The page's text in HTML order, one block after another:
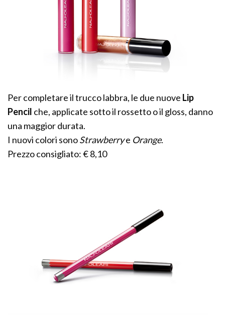
Per completare il trucco labbra, le due nuove Lip
Pencil che, applicate sotto il rossetto o il gloss, danno
una maggior durata.
I nuovi colori sonoStrawberrye Orange.
Prezzo consigliato: € 8,10